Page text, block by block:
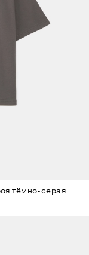
тёмно-серая